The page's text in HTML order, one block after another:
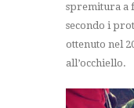
spremitura a
secondo i
ottenuto nel
all’occhiello.